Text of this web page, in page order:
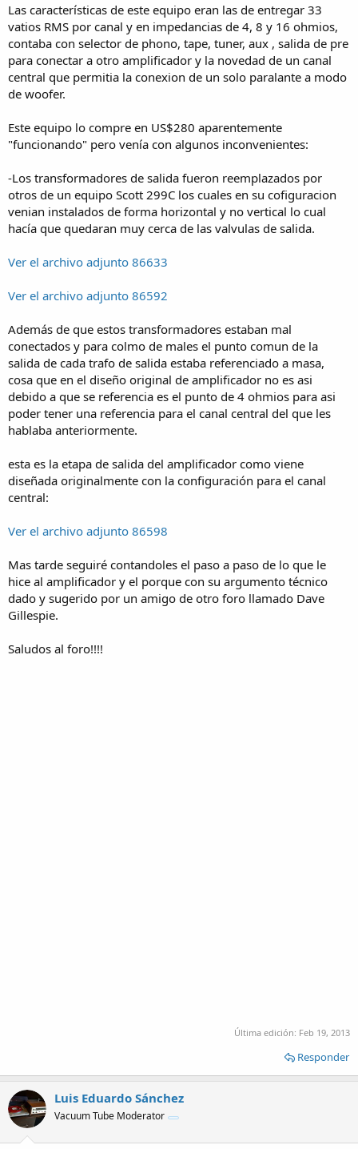
Las características de este equipo eran las de entregar 33
vatios RMS por canal y en impedancias de 4, 8 y 16 ohmios,
contaba con selector de phono, tape, tuner, aux , salida de pre
para conectar a otro amplificador y la novedad de un canal
central que permitia la conexion de un solo paralante a modo
de woofer.
Este equipo lo compre en US$280 aparentemente
"funcionando" pero venía con algunos inconvenientes:
-Los transformadores de salida fueron reemplazados por
otros de un equipo Scott 299C los cuales en su cofiguracion
venian instalados de forma horizontal y no vertical lo cual
hacía que quedaran muy cerca de las valvulas de salida.
Ver el archivo adjunto 86633
Ver el archivo adjunto 86592
Además de que estos transformadores estaban mal
conectados y para colmo de males el punto comun de la
salida de cada trafo de salida estaba referenciado a masa,
cosa que en el diseño original de amplificador no es asi
debido a que se referencia es el punto de 4 ohmios para asi
poder tener una referencia para el canal central del que les
hablaba anteriormente.
esta es la etapa de salida del amplificador como viene
diseñada originalmente con la configuración para el canal
central:
Ver el archivo adjunto 86598
Mas tarde seguiré contandoles el paso a paso de lo que le
hice al amplificador y el porque con su argumento técnico
dado y sugerido por un amigo de otro foro llamado Dave
Gillespie.
Saludos al foro!!!!
Última edición: Feb 19, 2013
Responder
Luis Eduardo Sánchez
Vacuum Tube Moderator